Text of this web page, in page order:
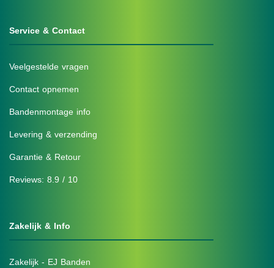
Service & Contact
Veelgestelde vragen
Contact opnemen
Bandenmontage info
Levering & verzending
Garantie & Retour
Reviews: 8.9 / 10
Zakelijk & Info
Zakelijk - EJ Banden